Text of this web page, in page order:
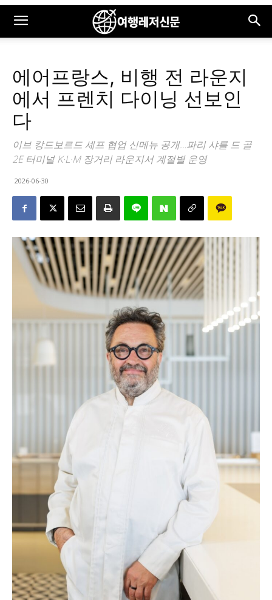
에어프랑스, 비행 전 라운지
에서 프렌치 다이닝 선보인
다
이브 캉드보르드 셰프 협업 신메뉴 공개…파리 샤를 드 골
2E 터미널 K·L·M 장거리 라운지서 계절별 운영
2026-06-30